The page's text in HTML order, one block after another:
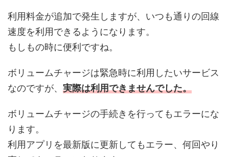
利用料金が追加で発生しますが、いつも通りの回線
速度を利用できるようになります。
もしもの時に便利ですね。
ボリュームチャージは緊急時に利用したいサービス
なのですが、 実際は利用できませんでした。
ボリュームチャージの手続きを行ってもエラーにな
ります。
利用アプリを最新版に更新してもエラー、何回やり